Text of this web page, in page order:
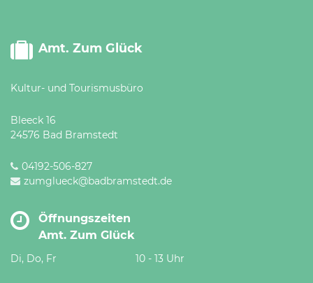
Amt. Zum Glück
Kultur- und Tourismusbüro
Bleeck 16
24576 Bad Bramstedt
04192-506-827
zumglueck@badbramstedt.de
Öffnungszeiten
Amt. Zum Glück
Di, Do, Fr 10 - 13 Uhr